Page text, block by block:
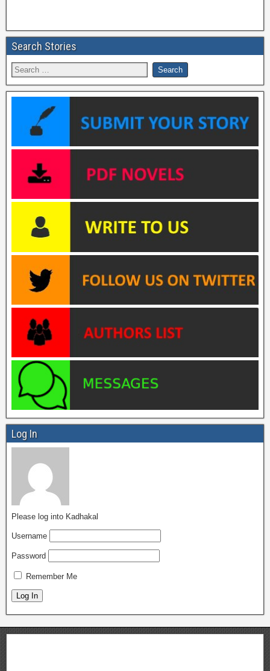
Search Stories
Log In
Please log into Kadhakal
Username
Password
Remember Me